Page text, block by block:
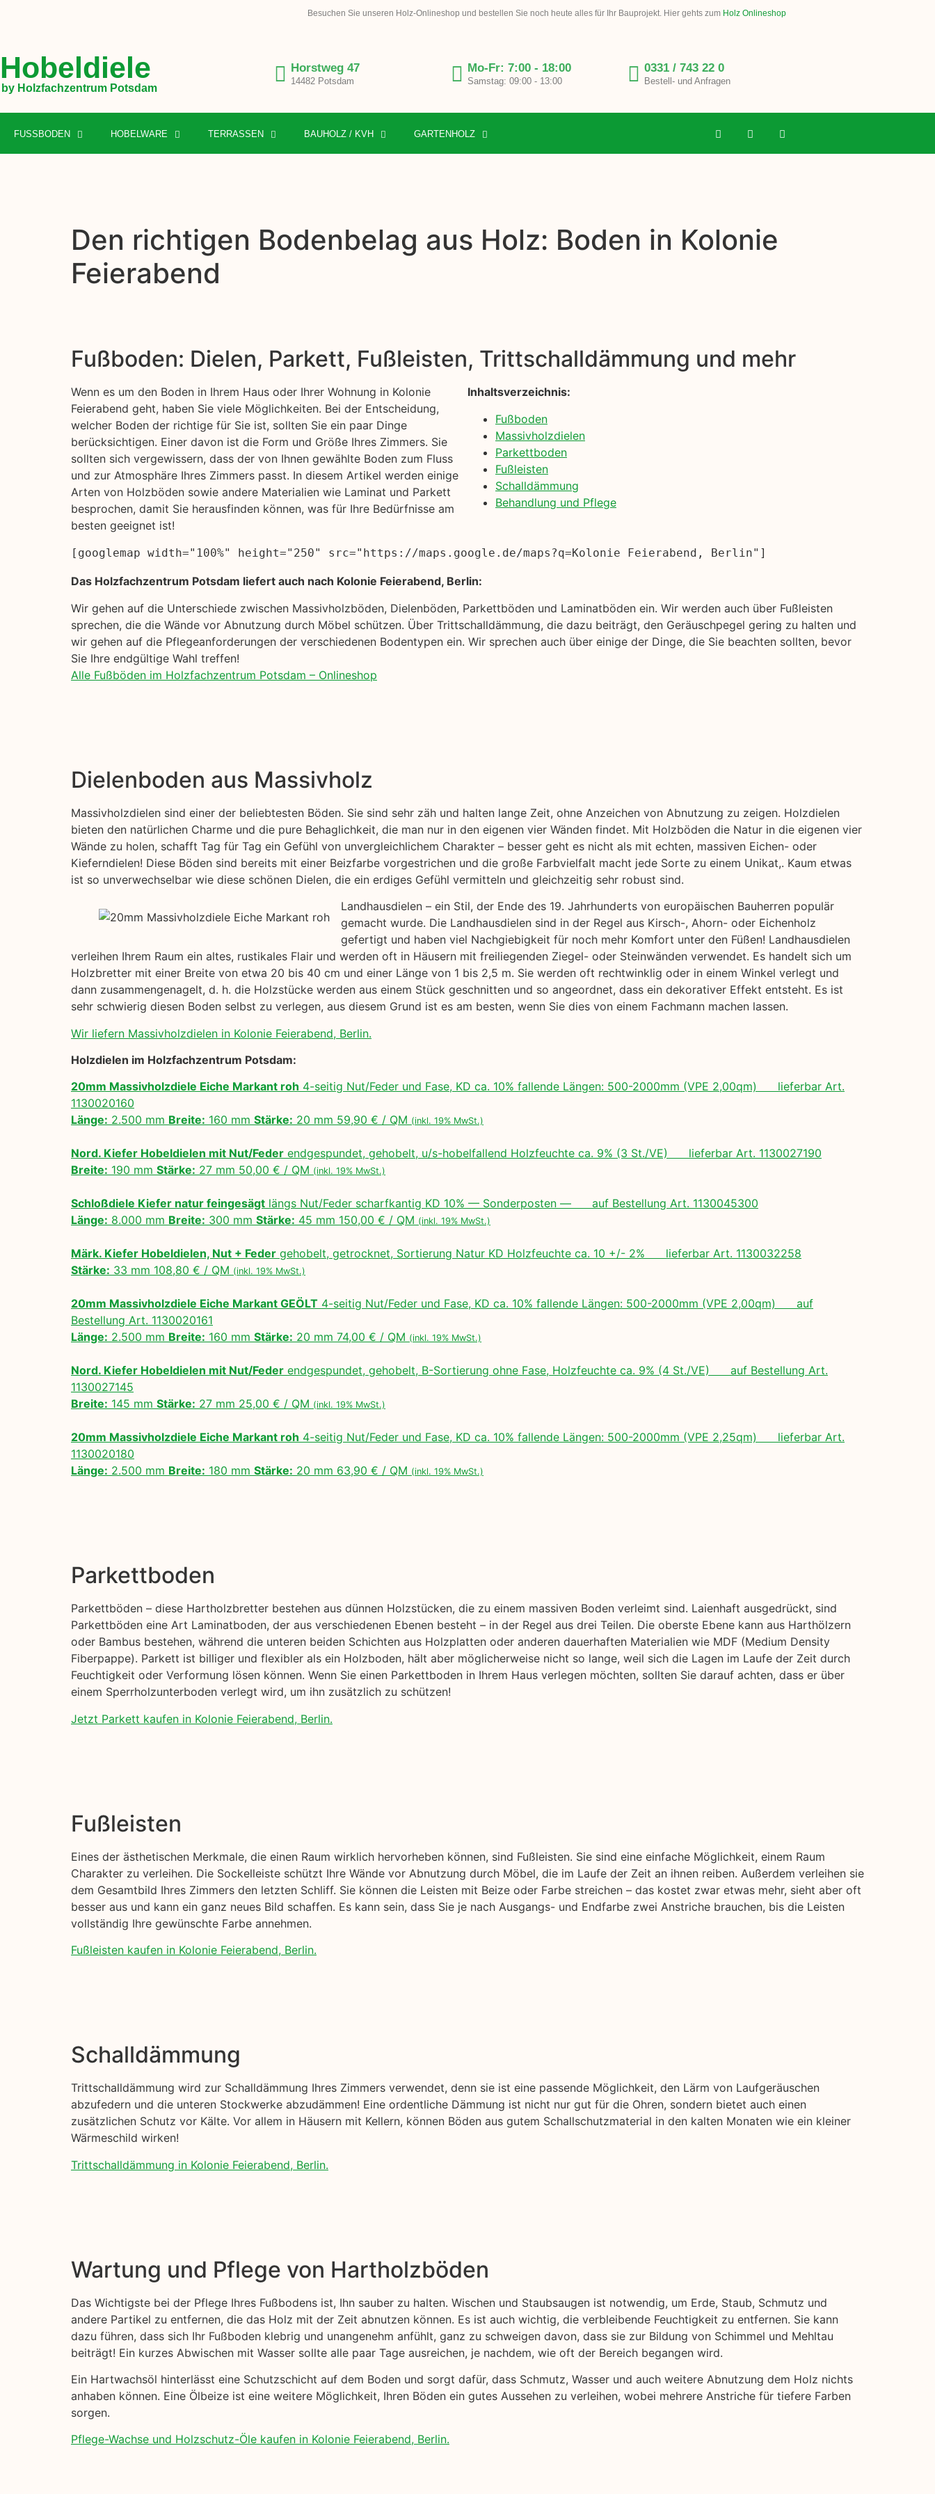
Besuchen Sie unseren Holz-Onlineshop und bestellen Sie noch heute alles für Ihr Bauprojekt. Hier gehts zum Holz Onlineshop
Hobeldiele
by Holzfachzentrum Potsdam
Horstweg 47
14482 Potsdam
Mo-Fr: 7:00 - 18:00
Samstag: 09:00 - 13:00
0331 / 743 22 0
Bestell- und Anfragen
FUSSBODEN HOBELWARE TERRASSEN BAUHOLZ / KVH GARTENHOLZ
Den richtigen Bodenbelag aus Holz: Boden in Kolonie
Feierabend
Fußboden: Dielen, Parkett, Fußleisten, Trittschalldämmung und mehr
Wenn es um den Boden in Ihrem Haus oder Ihrer Wohnung in Kolonie
Feierabend geht, haben Sie viele Möglichkeiten. Bei der Entscheidung,
welcher Boden der richtige für Sie ist, sollten Sie ein paar Dinge
berücksichtigen. Einer davon ist die Form und Größe Ihres Zimmers. Sie
sollten sich vergewissern, dass der von Ihnen gewählte Boden zum Fluss
und zur Atmosphäre Ihres Zimmers passt. In diesem Artikel werden einige
Arten von Holzböden sowie andere Materialien wie Laminat und Parkett
besprochen, damit Sie herausfinden können, was für Ihre Bedürfnisse am
besten geeignet ist!
Inhaltsverzeichnis:
Fußboden
Massivholzdielen
Parkettboden
Fußleisten
Schalldämmung
Behandlung und Pflege
[googlemap width="100%" height="250" src="https://maps.google.de/maps?q=Kolonie Feierabend, Berlin"]
Das Holzfachzentrum Potsdam liefert auch nach Kolonie Feierabend, Berlin:
Wir gehen auf die Unterschiede zwischen Massivholzböden, Dielenböden, Parkettböden und Laminatböden ein. Wir werden auch über Fußleisten
sprechen, die die Wände vor Abnutzung durch Möbel schützen. Über Trittschalldämmung, die dazu beiträgt, den Geräuschpegel gering zu halten und
wir gehen auf die Pflegeanforderungen der verschiedenen Bodentypen ein. Wir sprechen auch über einige der Dinge, die Sie beachten sollten, bevor
Sie Ihre endgültige Wahl treffen!
Alle Fußböden im Holzfachzentrum Potsdam – Onlineshop
Dielenboden aus Massivholz
Massivholzdielen sind einer der beliebtesten Böden. Sie sind sehr zäh und halten lange Zeit, ohne Anzeichen von Abnutzung zu zeigen. Holzdielen
bieten den natürlichen Charme und die pure Behaglichkeit, die man nur in den eigenen vier Wänden findet. Mit Holzböden die Natur in die eigenen vier
Wände zu holen, schafft Tag für Tag ein Gefühl von unvergleichlichem Charakter – besser geht es nicht als mit echten, massiven Eichen- oder
Kieferndielen! Diese Böden sind bereits mit einer Beizfarbe vorgestrichen und die große Farbvielfalt macht jede Sorte zu einem Unikat,. Kaum etwas
ist so unverwechselbar wie diese schönen Dielen, die ein erdiges Gefühl vermitteln und gleichzeitig sehr robust sind.
Landhausdielen – ein Stil, der Ende des 19. Jahrhunderts von europäischen Bauherren populär
gemacht wurde. Die Landhausdielen sind in der Regel aus Kirsch-, Ahorn- oder Eichenholz
gefertigt und haben viel Nachgiebigkeit für noch mehr Komfort unter den Füßen! Landhausdielen
verleihen Ihrem Raum ein altes, rustikales Flair und werden oft in Häusern mit freiliegenden Ziegel- oder Steinwänden verwendet. Es handelt sich um
Holzbretter mit einer Breite von etwa 20 bis 40 cm und einer Länge von 1 bis 2,5 m. Sie werden oft rechtwinklig oder in einem Winkel verlegt und
dann zusammengenagelt, d. h. die Holzstücke werden aus einem Stück geschnitten und so angeordnet, dass ein dekorativer Effekt entsteht. Es ist
sehr schwierig diesen Boden selbst zu verlegen, aus diesem Grund ist es am besten, wenn Sie dies von einem Fachmann machen lassen.
Wir liefern Massivholzdielen in Kolonie Feierabend, Berlin.
Holzdielen im Holzfachzentrum Potsdam:
20mm Massivholzdiele Eiche Markant roh 4-seitig Nut/Feder und Fase, KD ca. 10% fallende Längen: 500-2000mm (VPE 2,00qm) lieferbar Art.
1130020160
Länge: 2.500 mm Breite: 160 mm Stärke: 20 mm 59,90 € / QM (inkl. 19% MwSt.)
Nord. Kiefer Hobeldielen mit Nut/Feder endgespundet, gehobelt, u/s-hobelfallend Holzfeuchte ca. 9% (3 St./VE) lieferbar Art. 1130027190
Breite: 190 mm Stärke: 27 mm 50,00 € / QM (inkl. 19% MwSt.)
Schloßdiele Kiefer natur feingesägt längs Nut/Feder scharfkantig KD 10% — Sonderposten — auf Bestellung Art. 1130045300
Länge: 8.000 mm Breite: 300 mm Stärke: 45 mm 150,00 € / QM (inkl. 19% MwSt.)
Märk. Kiefer Hobeldielen, Nut + Feder gehobelt, getrocknet, Sortierung Natur KD Holzfeuchte ca. 10 +/- 2% lieferbar Art. 1130032258
Stärke: 33 mm 108,80 € / QM (inkl. 19% MwSt.)
20mm Massivholzdiele Eiche Markant GEÖLT 4-seitig Nut/Feder und Fase, KD ca. 10% fallende Längen: 500-2000mm (VPE 2,00qm) auf
Bestellung Art. 1130020161
Länge: 2.500 mm Breite: 160 mm Stärke: 20 mm 74,00 € / QM (inkl. 19% MwSt.)
Nord. Kiefer Hobeldielen mit Nut/Feder endgespundet, gehobelt, B-Sortierung ohne Fase, Holzfeuchte ca. 9% (4 St./VE) auf Bestellung Art.
1130027145
Breite: 145 mm Stärke: 27 mm 25,00 € / QM (inkl. 19% MwSt.)
20mm Massivholzdiele Eiche Markant roh 4-seitig Nut/Feder und Fase, KD ca. 10% fallende Längen: 500-2000mm (VPE 2,25qm) lieferbar Art.
1130020180
Länge: 2.500 mm Breite: 180 mm Stärke: 20 mm 63,90 € / QM (inkl. 19% MwSt.)
Parkettboden
Parkettböden – diese Hartholzbretter bestehen aus dünnen Holzstücken, die zu einem massiven Boden verleimt sind. Laienhaft ausgedrückt, sind
Parkettböden eine Art Laminatboden, der aus verschiedenen Ebenen besteht – in der Regel aus drei Teilen. Die oberste Ebene kann aus Harthölzern
oder Bambus bestehen, während die unteren beiden Schichten aus Holzplatten oder anderen dauerhaften Materialien wie MDF (Medium Density
Fiberpappe). Parkett ist billiger und flexibler als ein Holzboden, hält aber möglicherweise nicht so lange, weil sich die Lagen im Laufe der Zeit durch
Feuchtigkeit oder Verformung lösen können. Wenn Sie einen Parkettboden in Ihrem Haus verlegen möchten, sollten Sie darauf achten, dass er über
einem Sperrholzunterboden verlegt wird, um ihn zusätzlich zu schützen!
Jetzt Parkett kaufen in Kolonie Feierabend, Berlin.
Fußleisten
Eines der ästhetischen Merkmale, die einen Raum wirklich hervorheben können, sind Fußleisten. Sie sind eine einfache Möglichkeit, einem Raum
Charakter zu verleihen. Die Sockelleiste schützt Ihre Wände vor Abnutzung durch Möbel, die im Laufe der Zeit an ihnen reiben. Außerdem verleihen sie
dem Gesamtbild Ihres Zimmers den letzten Schliff. Sie können die Leisten mit Beize oder Farbe streichen – das kostet zwar etwas mehr, sieht aber oft
besser aus und kann ein ganz neues Bild schaffen. Es kann sein, dass Sie je nach Ausgangs- und Endfarbe zwei Anstriche brauchen, bis die Leisten
vollständig Ihre gewünschte Farbe annehmen.
Fußleisten kaufen in Kolonie Feierabend, Berlin.
Schalldämmung
Trittschalldämmung wird zur Schalldämmung Ihres Zimmers verwendet, denn sie ist eine passende Möglichkeit, den Lärm von Laufgeräuschen
abzufedern und die unteren Stockwerke abzudämmen! Eine ordentliche Dämmung ist nicht nur gut für die Ohren, sondern bietet auch einen
zusätzlichen Schutz vor Kälte. Vor allem in Häusern mit Kellern, können Böden aus gutem Schallschutzmaterial in den kalten Monaten wie ein kleiner
Wärmeschild wirken!
Trittschalldämmung in Kolonie Feierabend, Berlin.
Wartung und Pflege von Hartholzböden
Das Wichtigste bei der Pflege Ihres Fußbodens ist, Ihn sauber zu halten. Wischen und Staubsaugen ist notwendig, um Erde, Staub, Schmutz und
andere Partikel zu entfernen, die das Holz mit der Zeit abnutzen können. Es ist auch wichtig, die verbleibende Feuchtigkeit zu entfernen. Sie kann
dazu führen, dass sich Ihr Fußboden klebrig und unangenehm anfühlt, ganz zu schweigen davon, dass sie zur Bildung von Schimmel und Mehltau
beiträgt! Ein kurzes Abwischen mit Wasser sollte alle paar Tage ausreichen, je nachdem, wie oft der Bereich begangen wird.
Ein Hartwachsöl hinterlässt eine Schutzschicht auf dem Boden und sorgt dafür, dass Schmutz, Wasser und auch weitere Abnutzung dem Holz nichts
anhaben können. Eine Ölbeize ist eine weitere Möglichkeit, Ihren Böden ein gutes Aussehen zu verleihen, wobei mehrere Anstriche für tiefere Farben
sorgen.
Pflege-Wachse und Holzschutz-Öle kaufen in Kolonie Feierabend, Berlin.